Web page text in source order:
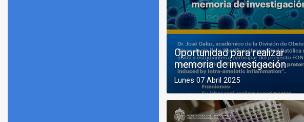
Oportunidad para realizar
memoria de investigación
Lunes 07 Abril 2025